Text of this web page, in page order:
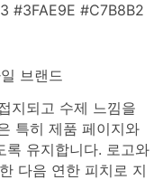
#3FAE9E #C7B8B2
브랜드
지되고 수제 느낌을
특히 제품 페이지와
록 유지합니다. 로고와
다음 연한 피치로 지